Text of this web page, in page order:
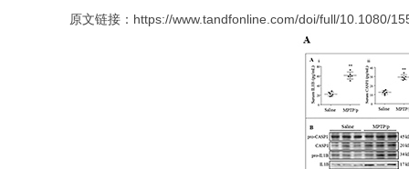
原文链接：https://www.tandfonline.com/doi/full/10.1080/